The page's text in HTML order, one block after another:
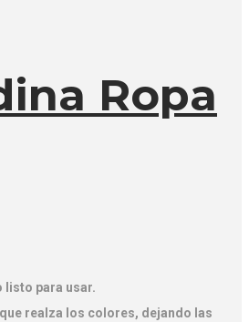
Ropa
listo para usar.
realza los colores, dejando las